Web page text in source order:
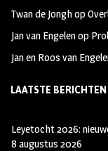
Twan de Jonghop
Jan van Engelenop
Jan en Roos van
LAATSTE BERICHTEN
Leyetocht 2026:
8 augustus 2026